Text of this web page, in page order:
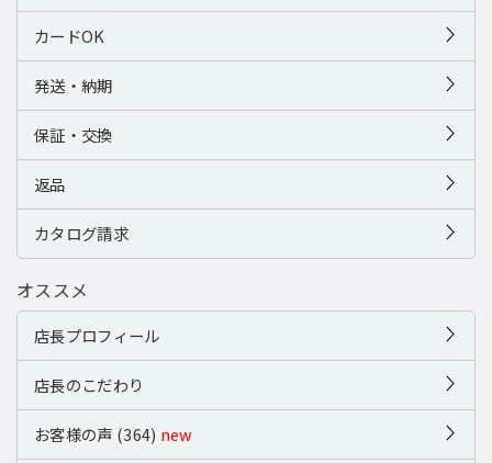
カードOK
発送・納期
保証・交換
返品
カタログ請求
オススメ
店長プロフィール
店長のこだわり
お客様の声 (364) new